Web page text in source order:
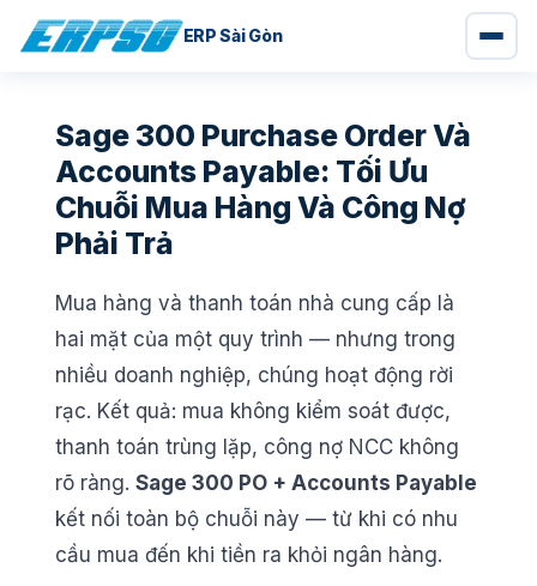
ERP Sài Gòn
Sage 300 Purchase Order Và
Accounts Payable: Tối Ưu
Chuỗi Mua Hàng Và Công Nợ
Phải Trả
Mua hàng và thanh toán nhà cung cấp là
hai mặt của một quy trình — nhưng trong
nhiều doanh nghiệp, chúng hoạt động rời
rạc. Kết quả: mua không kiểm soát được,
thanh toán trùng lặp, công nợ NCC không
rõ ràng. Sage 300 PO + Accounts Payable
kết nối toàn bộ chuỗi này — từ khi có nhu
cầu mua đến khi tiền ra khỏi ngân hàng.